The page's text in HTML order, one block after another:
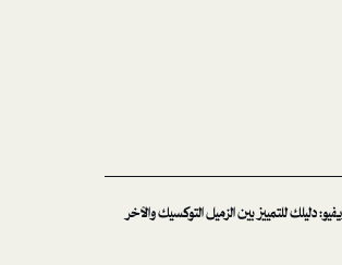
دليلك للتمييز بين الزميل التوكسيك والآخر